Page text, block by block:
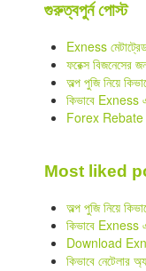
গুরুত্বপুর্ন পোস্ট
Exness
ফরেক্স বিজনেসের
অল্প পুজি নিয়ে
কিভাবে Exness
Forex Rebate
Most liked
অল্প পুজি নিয়ে
কিভাবে
Download
কিভাবে নেটেলার